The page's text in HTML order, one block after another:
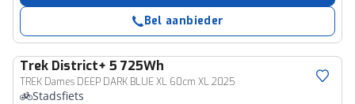
Bel aanbieder
Trek District+ 5 725Wh
TREK Dames DEEP DARK BLUE XL 60cm XL 2025
Stadsfiets